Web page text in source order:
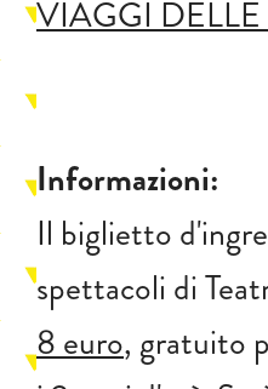
VIAGGI
Informazioni:
Il biglietto
spettacoli di
8 euro, gratuito